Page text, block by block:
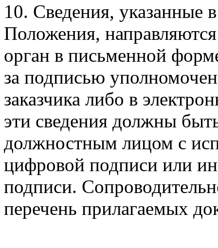
10. Сведения, указанные
Положения,
орган в письменной
за подписью
заказчика либо в
эти сведения должны
должностным лицом с
цифровой подписи или
подписи.
перечень прилагаемых